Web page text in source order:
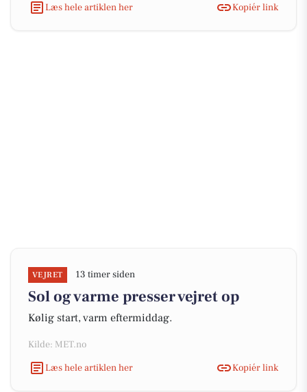
Læs hele artiklen her
Kopiér link
VEJRET 13 timer siden
Sol og varme presser vejret op
Kølig start, varm eftermiddag.
Kilde: MET.no
Læs hele artiklen her
Kopiér link